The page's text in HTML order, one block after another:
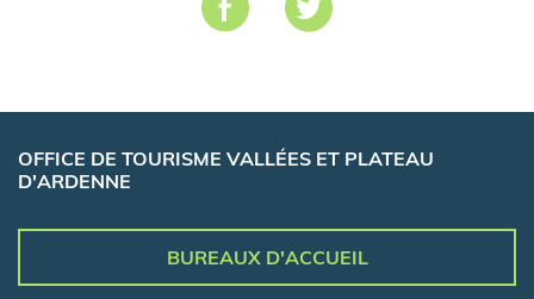
OFFICE DE TOURISME VALLÉES ET PLATEAU
D'ARDENNE
BUREAUX D'ACCUEIL